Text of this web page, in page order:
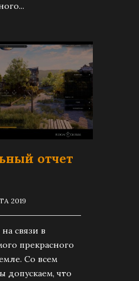
отчет
2019
связи в
прекрасного
Со всем
допускаем, что